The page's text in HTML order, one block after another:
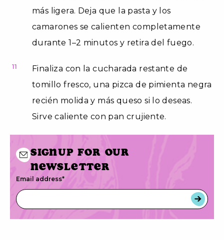
más ligera. Deja que la pasta y los
camarones se calienten completamente
durante 1–2 minutos y retira del fuego.
11
Finaliza con la cucharada restante de
tomillo fresco, una pizca de pimienta negra
recién molida y más queso si lo deseas.
Sirve caliente con pan crujiente.
Signup for our
newsletter
Email address*